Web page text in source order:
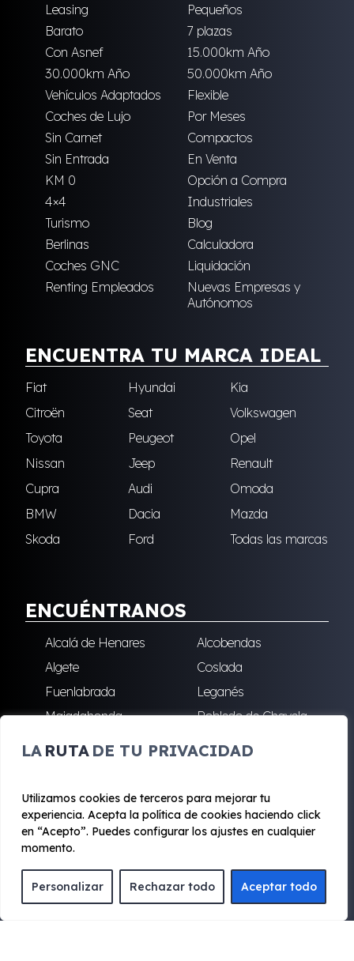
LA RUTA DE TU PRIVACIDAD
Utilizamos cookies de terceros para mejorar tu
experiencia. Acepta la política de cookies haciendo click
en “Acepto”. Puedes configurar los ajustes en cualquier
momento.
Personalizar Rechazar todo Aceptar todo
Leasing
Pequeños
Barato
7 plazas
Con Asnef
15.000km Año
30.000km Año
50.000km Año
Vehículos Adaptados
Flexible
Coches de Lujo
Por Meses
Sin Carnet
Compactos
Sin Entrada
En Venta
KM 0
Opción a Compra
4×4
Industriales
Turismo
Blog
Berlinas
Calculadora
Coches GNC
Liquidación
Renting Empleados
Nuevas Empresas y
Autónomos
ENCUENTRA TU MARCA IDEAL
Fiat Hyundai
Kia
Citroën
Seat
Volkswagen
Toyota
Peugeot
Opel
Nissan
Jeep
Renault
Cupra
Audi
Omoda
BMW
Dacia
Mazda
Skoda
Ford Todas las marcas
ENCUÉNTRANOS
Alcalá de Henares
Alcobendas
Algete
Coslada
Fuenlabrada
Leganés
Majadahonda
Robledo de Chavela
Reyes
© 2020 - 2026 Renting Mad
Aviso legal y Privacidad